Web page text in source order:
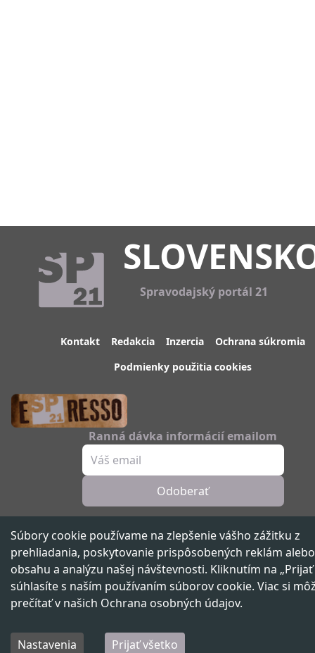
Súbory cookie používame na zlepšenie vášho zážitku z
prehliadania, poskytovanie prispôsobených reklám alebo
obsahu a analýzu našej návštevnosti. Kliknutím na „Prijať
súhlasíte s naším používaním súborov cookie. Viac si
prečítať v našich Ochrana osobných údajov.
Nastavenia Prijať všetko
Domov Najnovšie
Spravodajský portál 21
Kontakt Redakcia Inzercia
Ochrana súkromia
Podmienky použitia cookies
Ranná dávka informácií emailom
Odoberať
Spravodajský portál 21. storočia ™ ©2026 Všetky práva vyhradené
VydávabeNOW media group,člen skupiny